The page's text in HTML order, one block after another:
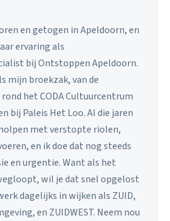
en getogen in Apeldoorn, en
ervaring als
bij Ontstoppen Apeldoorn.
mijn broekzak, van de
het CODA Cultuurcentrum
bij Paleis Het Loo. Al die jaren
met verstopte riolen,
en ik doe dat nog steeds
en urgentie. Want als het
wil je dat snel opgelost
dagelijks in wijken als ZUID,
en ZUIDWEST. Neem nou